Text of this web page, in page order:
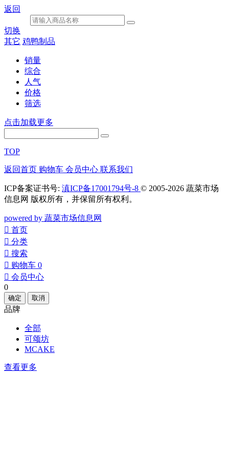
返回
切换
其它 鸡鸭制品
销量
综合
人气
价格
筛选
点击加载更多
TOP
返回首页 购物车 会员中心 联系我们
ICP备案证书号: 滇ICP备17001794号-8 © 2005-2026 蔬菜市场
信息网 版权所有，并保留所有权利。
powered by 蔬菜市场信息网
󰀁 首页
󰀂 分类
󰀃 搜索
󰀄 购物车 0
󰀅 会员中心
0
确定 取消
品牌
全部
可颂坊
MCAKE
查看更多